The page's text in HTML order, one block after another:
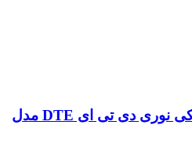
دستگاه جرمگیر دندانپزشکی نوری دی تی ای DTE مدل